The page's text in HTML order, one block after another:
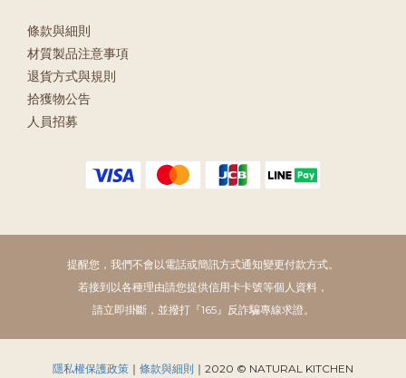
條款與細則
材質製品注意事項
退貨方式與規則
拾獲物公告
人員招募
提醒您，我們不會以電話或簡訊方式通知變更付款方式。
若接到以各種理由請您提供信用卡卡號等個人資料，
請立即掛斷，並撥打『165』反詐騙專線求證。
隱私權保護政策 ｜ 條款與細則 ｜2020 © NATURAL KITCHEN